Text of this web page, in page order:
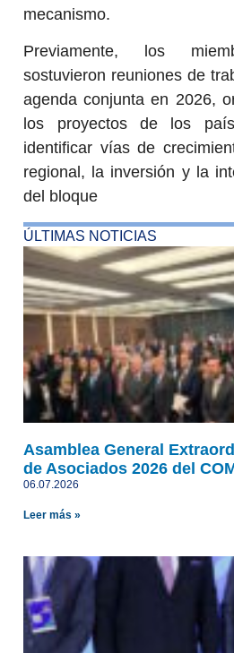
mecanismo.
Previamente, los
sostuvieron reuniones de
agenda conjunta en 2026,
los proyectos de los
identificar vías de
regional, la inversión y la
del bloque
ÚLTIMAS NOTICIAS
Asamblea General
de Asociados 2026 del
06.07.2026
Leer más »